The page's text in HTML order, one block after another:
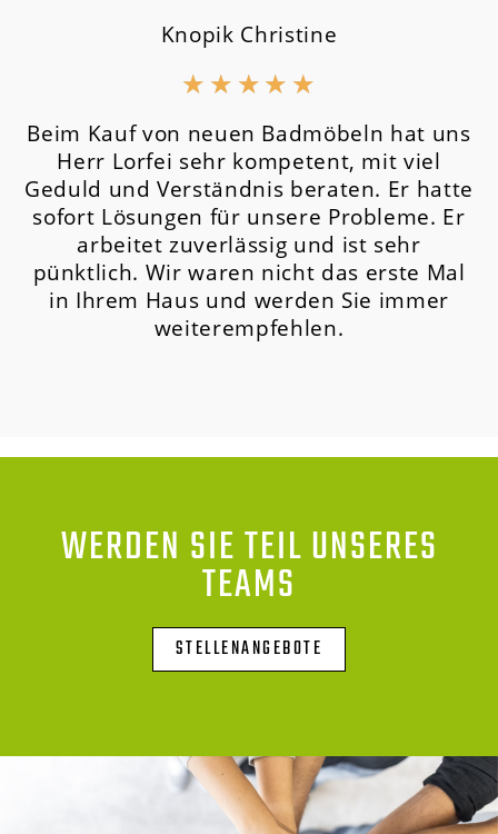
Knopik Christine
★ ★ ★ ★ ★
Beim Kauf von neuen Badmöbeln hat uns
Herr Lorfei sehr kompetent, mit viel
Geduld und Verständnis beraten. Er hatte
sofort Lösungen für unsere Probleme. Er
arbeitet zuverlässig und ist sehr
pünktlich. Wir waren nicht das erste Mal
in Ihrem Haus und werden Sie immer
weiterempfehlen.
WERDEN SIE TEIL UNSERES
TEAMS
STELLENANGEBOTE